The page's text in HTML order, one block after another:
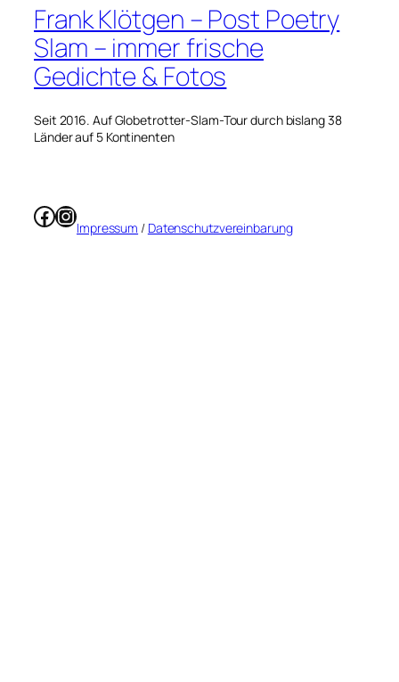
Frank Klötgen – Post Poetry
Slam – immer frische
Gedichte & Fotos
Seit 2016. Auf Globetrotter-Slam-Tour durch bislang 38
Länder auf 5 Kontinenten
Facebook
Instagram
Impressum / Datenschutzvereinbarung